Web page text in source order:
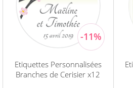
Etiquettes Personnalisées
Branches de Cerisier x12